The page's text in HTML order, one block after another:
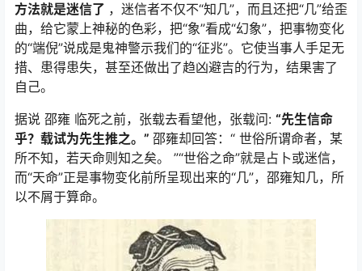
方法就是迷信了 ，迷信者不仅不“知几”，而且还把“几”给歪
曲，给它蒙上神秘的色彩，把“象”看成“幻象”，把事物变化
的“端倪”说成是鬼神警示我们的“征兆”。它使当事人手足无
措、患得患失，甚至还做出了趋凶避吉的行为，结果害了
自己。
据说 邵雍 临死之前，张载去看望他，张载问: “先生信命
乎？载试为先生推之。” 邵雍却回答：“ 世俗所谓命者，某
所不知，若天命则知之矣。 ”“世俗之命”就是占卜或迷信，
而“天命”正是事物变化前所呈现出来的“几”，邵雍知几，所
以不屑于算命。